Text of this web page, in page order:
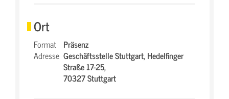
Ort
Format Präsenz
Adresse Geschäftsstelle Stuttgart,Hedelfinger
Straße 17-25,
70327 Stuttgart